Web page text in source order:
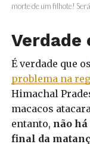
morte de um filhote!
Verdade
É verdade que os
problema na
Himachal
macacos
entanto, não
final da